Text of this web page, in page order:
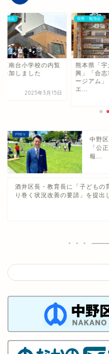
勉強会
区南台小学校の内覧
参加しました
2025年3月15日
視察・勉強会
熊本県「
興」「合志
ージアム」
エ...
中野
「公
報...
酒井区長・教育長に「子どもの
り巻く状況改善の要請」を提出